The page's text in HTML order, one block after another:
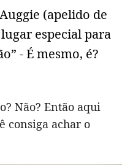
(apelido de
especial para
- É mesmo, é?
Não? Então aqui
consiga achar o